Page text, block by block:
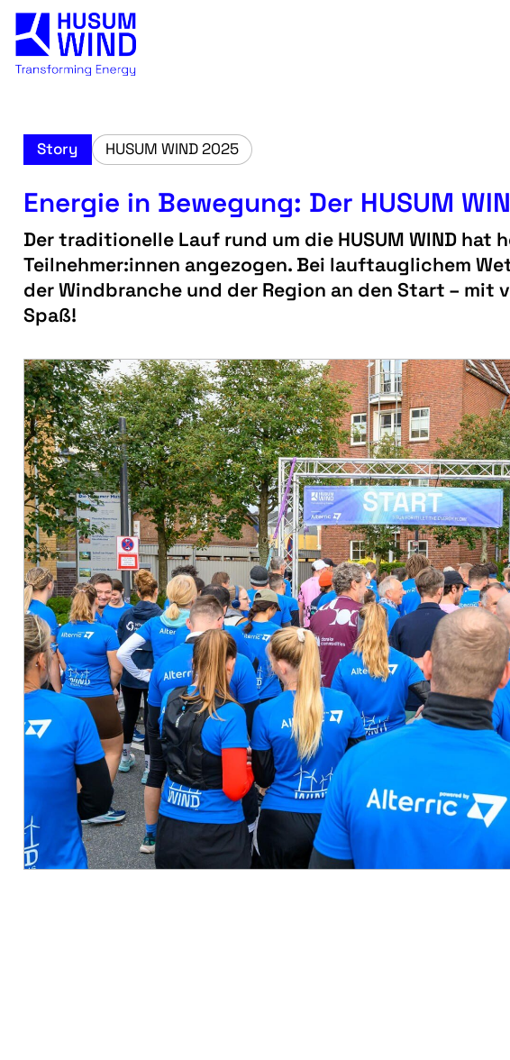
Story HUSUM WIND 2025
Energie in Bewegung: Der HUSUM
Der traditionelle Lauf rund um die HUSUM WIND hat
Teilnehmer:innen angezogen. Bei lauftauglichem
der Windbranche und der Region an den Start – mit
Spaß!